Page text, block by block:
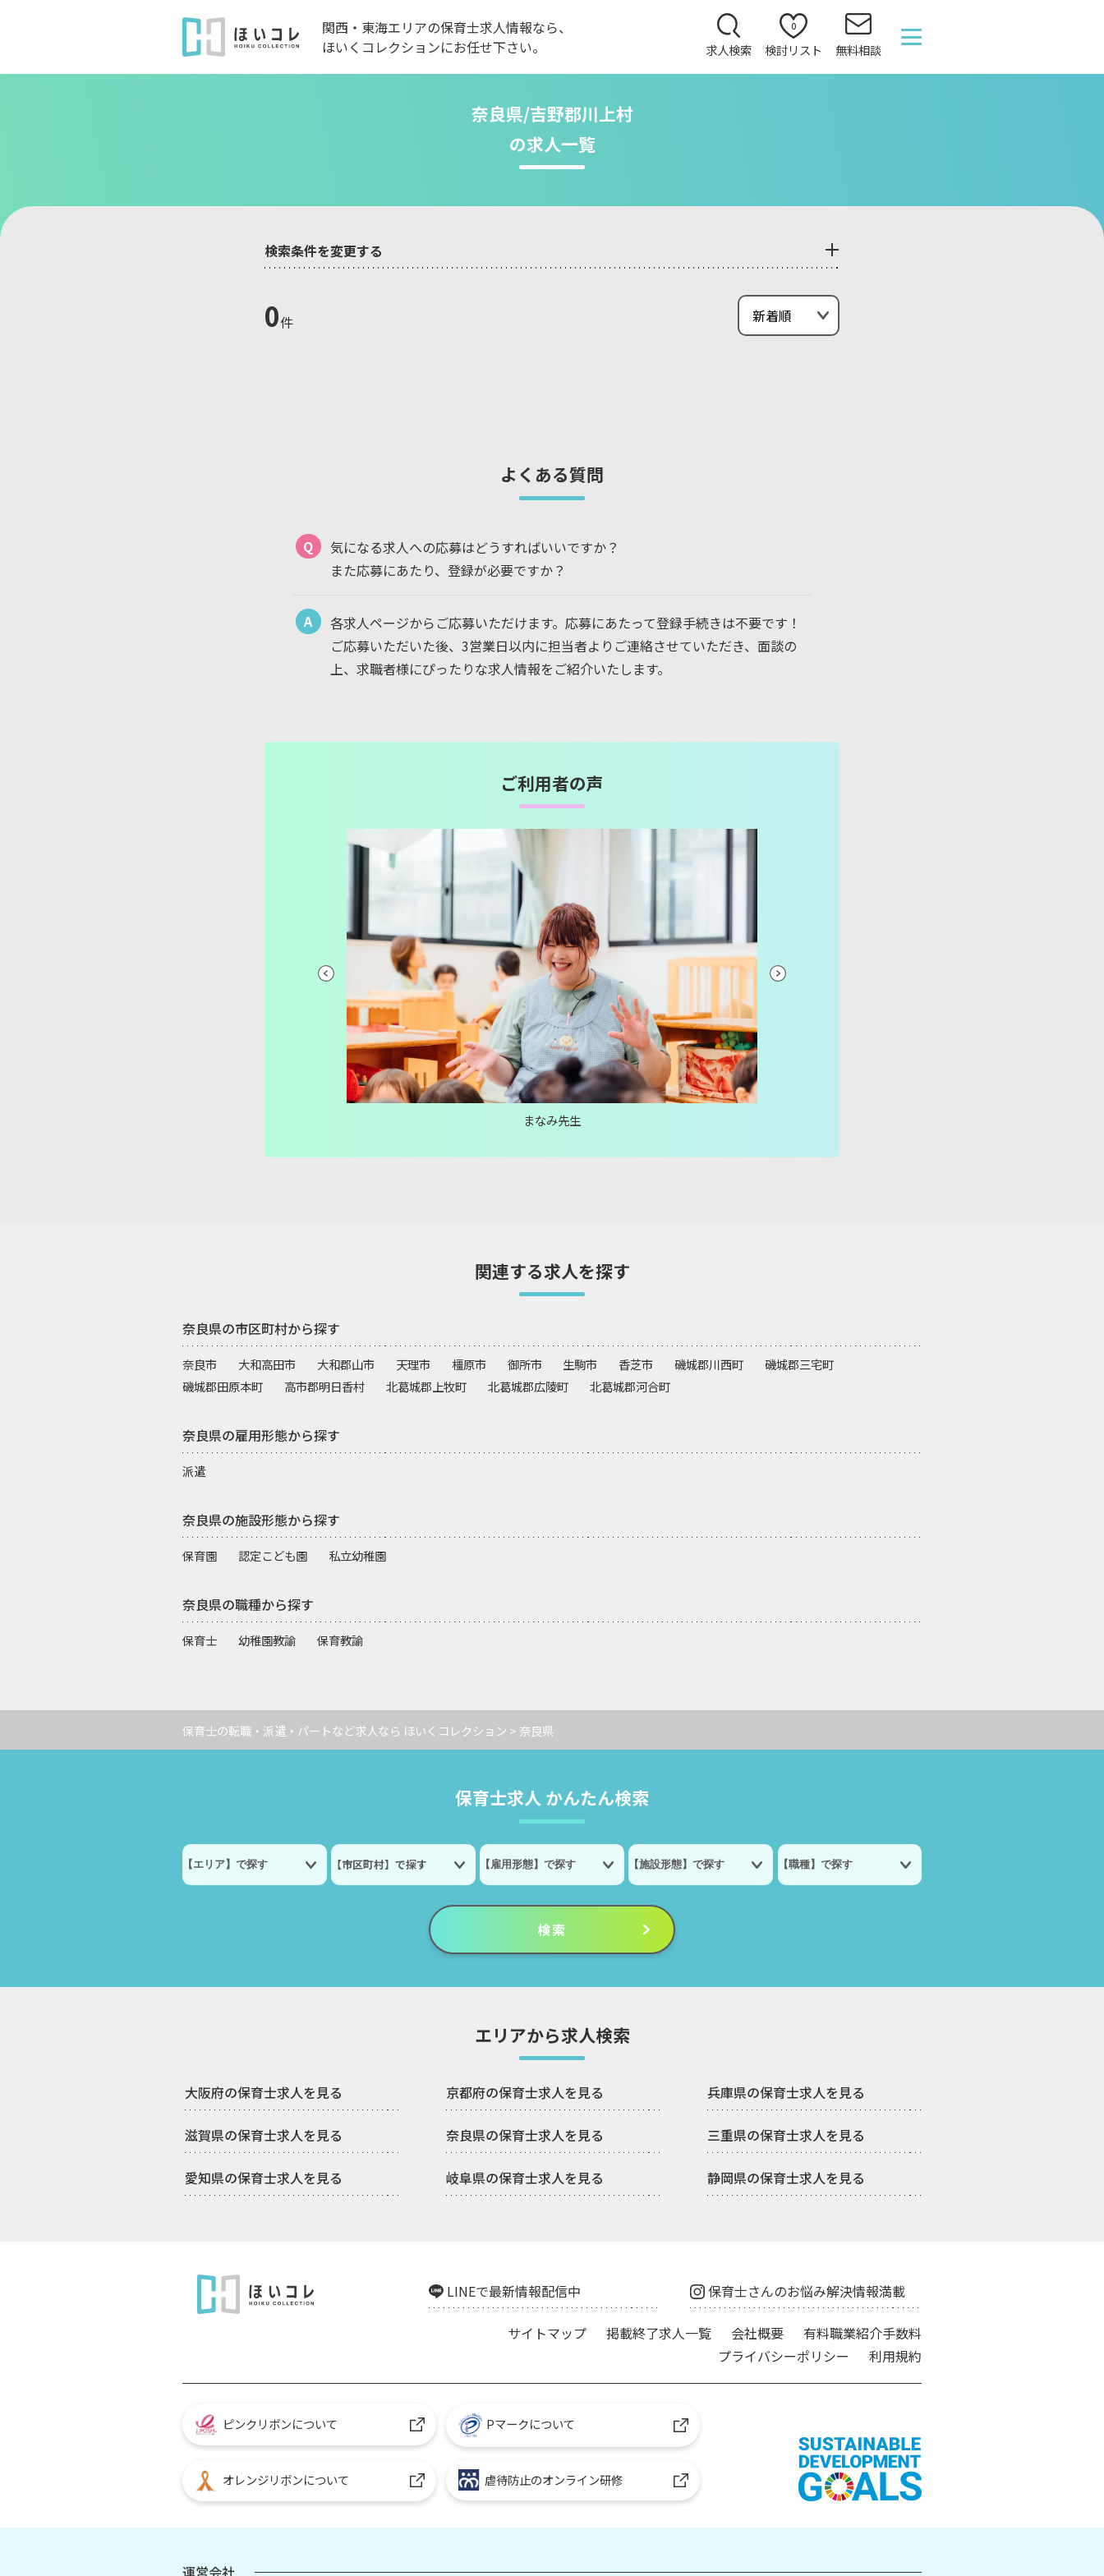
関西・東海エリアの保育士求人情報なら、
ほいくコレクションにお任せ下さい。
求人検索
0
検討リスト 無料相談
奈良県/吉野郡川上村
の求人一覧
検索条件を変更する
0件
よくある質問
Q
気になる求人への応募はどうすればいいですか？
また応募にあたり、登録が必要ですか？
A
各求人ページからご応募いただけます。応募にあたって登録手続きは不要です！
ご応募いただいた後、3営業日以内に担当者よりご連絡させていただき、面談の
上、求職者様にぴったりな求人情報をご紹介いたします。
ご利用者の声
まなみ先生
関連する求人を探す
奈良県の市区町村から探す
奈良市 大和高田市 大和郡山市 天理市 橿原市 御所市 生駒市 香芝市 磯城郡川西町
磯城郡三宅町
磯城郡田原本町
高市郡明日香村 北葛城郡上牧町 北葛城郡広陵町 北葛城郡河合町
奈良県の雇用形態から探す
派遣
奈良県の施設形態から探す
保育園 認定こども園 私立幼稚園
奈良県の職種から探す
保育士 幼稚園教諭 保育教諭
保育士の転職・派遣・パートなど求人なら ほいくコレクション > 奈良県
保育士求人 かんたん検索
【市区町村】で探す
エリアから求人検索
大阪府の保育士求人を見る 京都府の保育士求人を見る 兵庫県の保育士求人を見る
滋賀県の保育士求人を見る 奈良県の保育士求人を見る 三重県の保育士求人を見る
愛知県の保育士求人を見る 岐阜県の保育士求人を見る 静岡県の保育士求人を見る
LINEで最新情報配信中 保育士さんのお悩み解決情報満載
サイトマップ 掲載終了求人一覧 会社概要
有料職業紹介手数料
プライバシーポリシー
利用規約
ピンクリボンについて Pマークについて
オレンジリボンについて 虐待防止のオンライン研修
運営会社